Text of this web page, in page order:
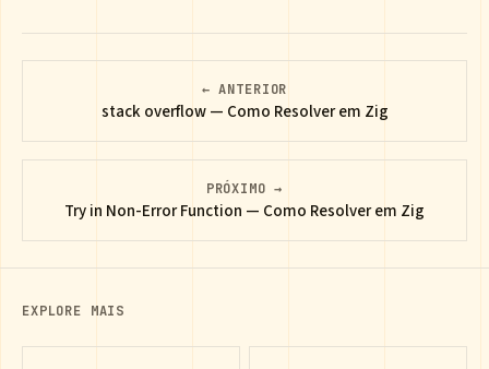
← ANTERIOR
stack overflow — Como Resolver em Zig
PRÓXIMO →
Try in Non-Error Function — Como Resolver em Zig
EXPLORE MAIS